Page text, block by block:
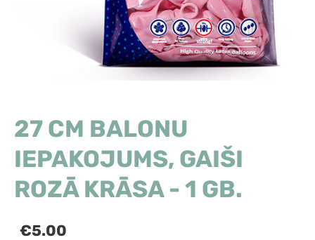
27 CM BALONU
IEPAKOJUMS, GAIŠI
ROZĀ KRĀSA - 1 GB.
€5.00